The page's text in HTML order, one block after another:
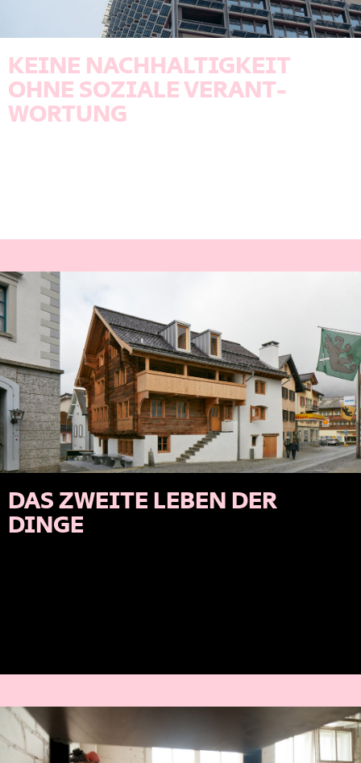
KEINE NACH­HALTIG­KEIT
OHNE SOZIALE VER­ANT­
WORTUNG
DAS ZWEITE LEBEN DER
DINGE